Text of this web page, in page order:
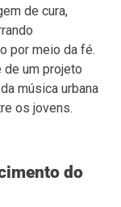
de cura,
por meio da fé.
de um projeto
música urbana
os jovens.
do